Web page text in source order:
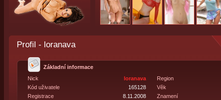
Profil - loranava
Základní informace
Nick
loranava
Kód uživatele
165128
Registrace
8.11.2008
Region
Věk
Znamení